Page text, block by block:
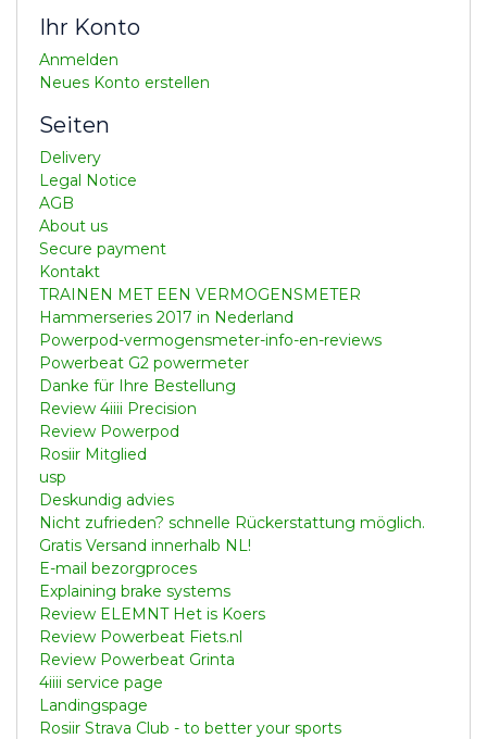
Ihr Konto
Anmelden
Neues Konto erstellen
Seiten
Delivery
Legal Notice
AGB
About us
Secure payment
Kontakt
TRAINEN MET EEN VERMOGENSMETER
Hammerseries 2017 in Nederland
Powerpod-vermogensmeter-info-en-reviews
Powerbeat G2 powermeter
Danke für Ihre Bestellung
Review 4iiii Precision
Review Powerpod
Rosiir Mitglied
usp
Deskundig advies
Nicht zufrieden? schnelle Rückerstattung möglich.
Gratis Versand innerhalb NL!
E-mail bezorgproces
Explaining brake systems
Review ELEMNT Het is Koers
Review Powerbeat Fiets.nl
Review Powerbeat Grinta
4iiii service page
Landingspage
Rosiir Strava Club - to better your sports